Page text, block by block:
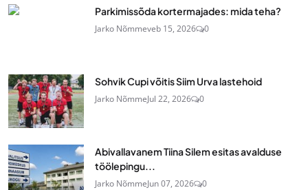
Parkimissõda kortermajades: mida teha?
Jarko Nõmmeveb 15, 2026 0
Sohvik Cupi võitis Siim Urva lastehoid
Jarko NõmmeJul 22, 2026 0
Abivallavanem Tiina Silem esitas avalduse
töölepingu...
Jarko NõmmeJun 07, 2026 0